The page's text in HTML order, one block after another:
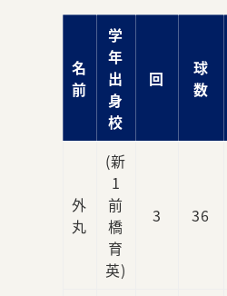
名
前
学
年
出
身
校
回
球
数
外
丸
(新
1
前
橋
育
英)
3 36